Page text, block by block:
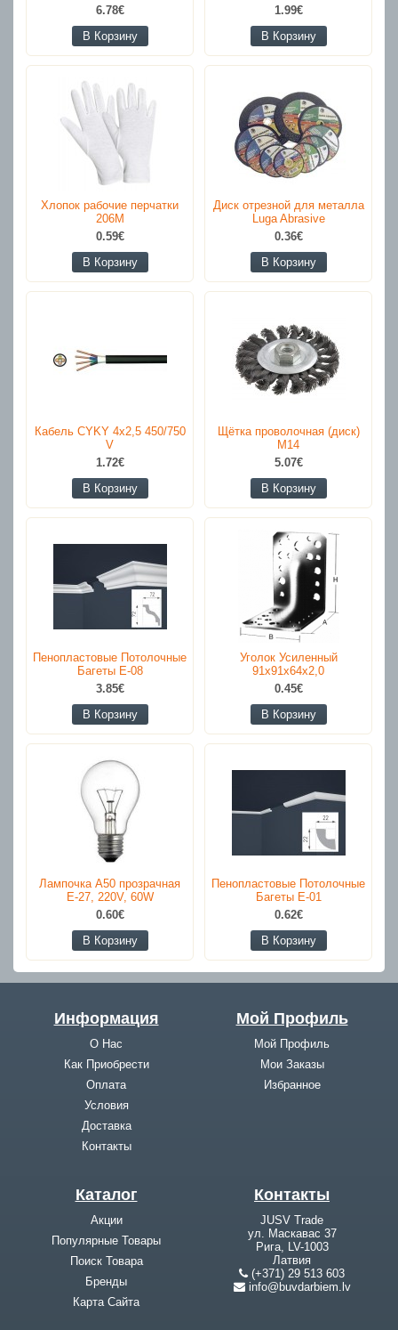
6.78€
В Корзину
1.99€
В Корзину
Хлопок рабочие перчатки
206M
0.59€
В Корзину
Диск отрезной для металла
Luga Abrasive
0.36€
В Корзину
Кабель CYKY 4x2,5 450/750
V
1.72€
В Корзину
Щётка проволочная (диск)
M14
5.07€
В Корзину
Пенопластовые Потолочные
Багеты E-08
3.85€
В Корзину
Уголок Усиленный
91x91x64x2,0
0.45€
В Корзину
Лампочка A50 прозрачная
E-27, 220V, 60W
0.60€
В Корзину
Пенопластовые Потолочные
Багеты E-01
0.62€
В Корзину
Информация
О Нас
Как Приобрести
Оплата
Условия
Доставка
Контакты
Мой Профиль
Мой Профиль
Мои Заказы
Избранное
Каталог
Акции
Популярные Товары
Поиск Товара
Бренды
Карта Cайта
Контакты
JUSV Trade
ул. Маскавас 37
Рига, LV-1003
Латвия
(+371) 29 513 603
info@buvdarbiem.lv